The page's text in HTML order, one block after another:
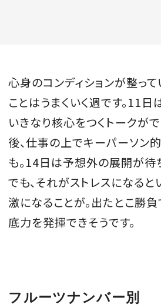
MAGAZINE
SPUR 2026 JULY
2026年9月号
最新号を試し読み
心身のコンディションが整っ
ことはうまくいく週です。11
いきなり核心をつくトークが
後、仕事の上でキーパーソン
も。14日は予想外の展開が待
でも、それがストレスになると
激になることが。出たとこ勝
底力を発揮できそうです。
フルーツナンバー別